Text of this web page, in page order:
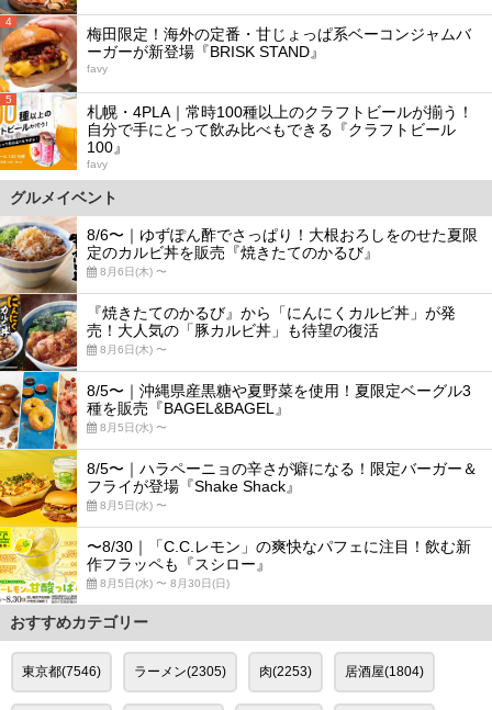
4
梅田限定！海外の定番・甘じょっぱ系ベーコンジャムバ
ーガーが新登場『BRISK STAND』
favy
5
札幌・4PLA｜常時100種以上のクラフトビールが揃う！
自分で手にとって飲み比べもできる『クラフトビール
100』
favy
グルメイベント
8/6〜｜ゆずぽん酢でさっぱり！大根おろしをのせた夏限
定のカルビ丼を販売『焼きたてのかるび』
8月6日(木) 〜
『焼きたてのかるび』から「にんにくカルビ丼」が発
売！大人気の「豚カルビ丼」も待望の復活
8月6日(木) 〜
8/5〜｜沖縄県産黒糖や夏野菜を使用！夏限定ベーグル3
種を販売『BAGEL&BAGEL』
8月5日(水) 〜
8/5〜｜ハラペーニョの辛さが癖になる！限定バーガー＆
フライが登場『Shake Shack』
8月5日(水) 〜
〜8/30｜「C.C.レモン」の爽快なパフェに注目！飲む新
作フラッペも『スシロー』
8月5日(水) 〜 8月30日(日)
おすすめカテゴリー
東京都(7546) ラーメン(2305) 肉(2253) 居酒屋(1804)